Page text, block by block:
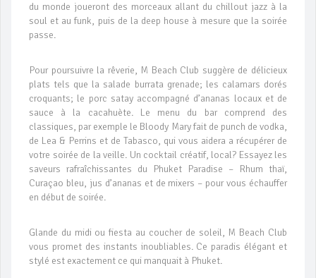
du monde joueront des morceaux allant du chillout jazz à la
soul et au funk, puis de la deep house à mesure que la soirée
passe.
Pour poursuivre la rêverie, M Beach Club suggère de délicieux
plats tels que la salade burrata grenade; les calamars dorés
croquants; le porc satay accompagné d’ananas locaux et de
sauce à la cacahuète. Le menu du bar comprend des
classiques, par exemple le Bloody Mary fait de punch de vodka,
de Lea & Perrins et de Tabasco, qui vous aidera a récupérer de
votre soirée de la veille. Un cocktail créatif, local? Essayez les
saveurs rafraîchissantes du Phuket Paradise – Rhum thaï,
Curaçao bleu, jus d’ananas et de mixers – pour vous échauffer
en début de soirée.
Glande du midi ou fiesta au coucher de soleil, M Beach Club
vous promet des instants inoubliables. Ce paradis élégant et
stylé est exactement ce qui manquait à Phuket.